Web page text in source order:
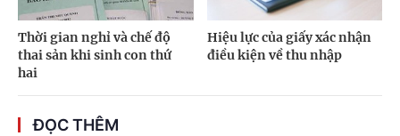
Thời gian nghỉ và chế độ
thai sản khi sinh con thứ
hai
Hiệu lực của giấy xác nhận
điều kiện về thu nhập
ĐỌC THÊM